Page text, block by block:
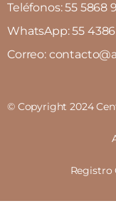
Teléfonos: 55 5868
WhatsApp: 55 4386
Correo:
© Copyright 2024
Registro